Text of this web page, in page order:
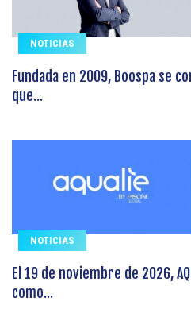
NOTICIAS
Fundada en 2009, Boospa se
que...
NOTICIAS
El 19 de noviembre de 2026,
como...